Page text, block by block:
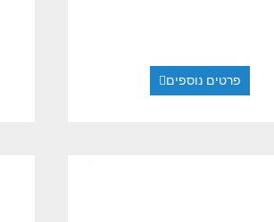
פרטים נוספים